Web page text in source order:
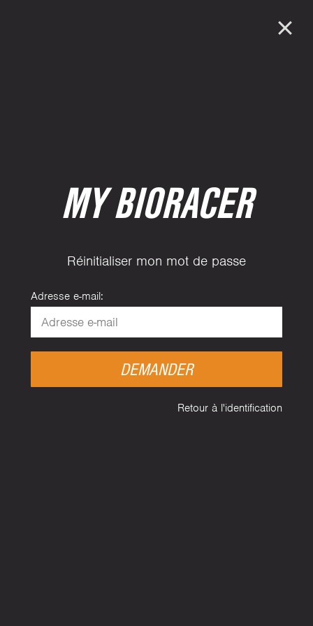
MY BIORACER
Réinitialiser mon mot de passe
Adresse e-mail:
DEMANDER
Retour à l'identification